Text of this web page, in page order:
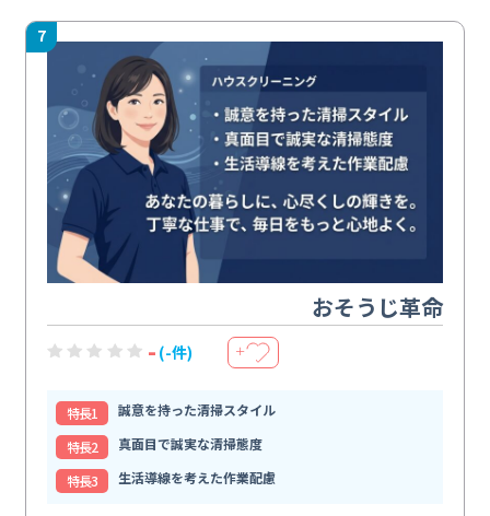
7
おそうじ革命
- (-件) ＋
特⻑1
誠意を持った清掃スタイル
特⻑2
真面目で誠実な清掃態度
特⻑3
生活導線を考えた作業配慮